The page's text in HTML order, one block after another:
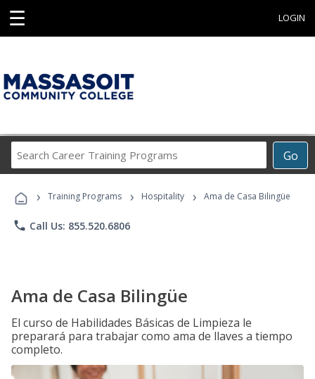
☰ LOGIN
Go
Career
Programs
› Training Programs › Hospitality › Ama de Casa Bilingüe
phone Call Us: 855.520.6806
Ama de Casa Bilingüe
El curso de Habilidades Básicas de Limpieza le
preparará para trabajar como ama de llaves a tiempo
completo.